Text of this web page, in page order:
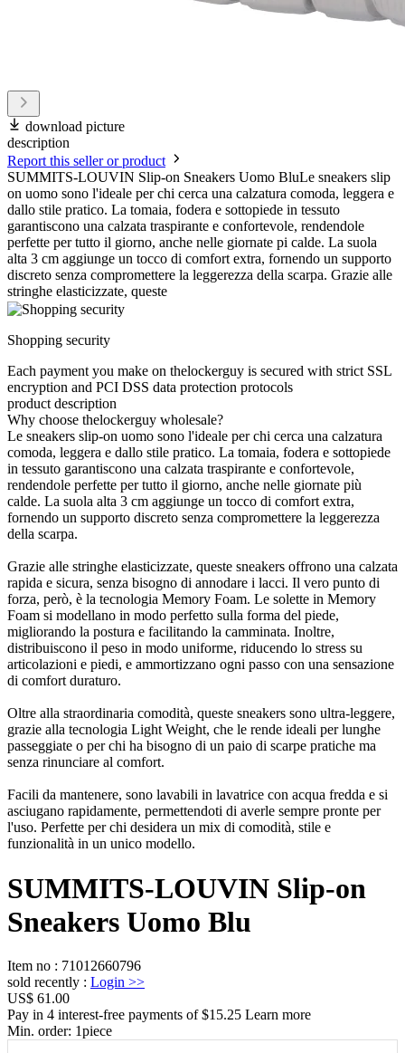
download picture
description
Report this seller or product
SUMMITS-LOUVIN Slip-on Sneakers Uomo BluLe sneakers slip
on uomo sono l'ideale per chi cerca una calzatura comoda, leggera e
dallo stile pratico. La tomaia, fodera e sottopiede in tessuto
garantiscono una calzata traspirante e confortevole, rendendole
perfette per tutto il giorno, anche nelle giornate pi calde. La suola
alta 3 cm aggiunge un tocco di comfort extra, fornendo un supporto
discreto senza compromettere la leggerezza della scarpa. Grazie alle
stringhe elasticizzate, queste
Shopping security
Each payment you make on thelockerguy is secured with strict SSL
encryption and PCI DSS data protection protocols
product description
Why choose thelockerguy wholesale?
Le sneakers slip-on uomo sono l'ideale per chi cerca una calzatura
comoda, leggera e dallo stile pratico. La tomaia, fodera e sottopiede
in tessuto garantiscono una calzata traspirante e confortevole,
rendendole perfette per tutto il giorno, anche nelle giornate più
calde. La suola alta 3 cm aggiunge un tocco di comfort extra,
fornendo un supporto discreto senza compromettere la leggerezza
della scarpa.
Grazie alle stringhe elasticizzate, queste sneakers offrono una calzata
rapida e sicura, senza bisogno di annodare i lacci. Il vero punto di
forza, però, è la tecnologia Memory Foam. Le solette in Memory
Foam si modellano in modo perfetto sulla forma del piede,
migliorando la postura e facilitando la camminata. Inoltre,
distribuiscono il peso in modo uniforme, riducendo lo stress su
articolazioni e piedi, e ammortizzano ogni passo con una sensazione
di comfort duraturo.
Oltre alla straordinaria comodità, queste sneakers sono ultra-leggere,
grazie alla tecnologia Light Weight, che le rende ideali per lunghe
passeggiate o per chi ha bisogno di un paio di scarpe pratiche ma
senza rinunciare al comfort.
Facili da mantenere, sono lavabili in lavatrice con acqua fredda e si
asciugano rapidamente, permettendoti di averle sempre pronte per
l'uso. Perfette per chi desidera un mix di comodità, stile e
funzionalità in un unico modello.
SUMMITS-LOUVIN Slip-on
Sneakers Uomo Blu
Item no : 71012660796
sold recently : Login >>
US$ 61.00
Pay in 4 interest-free payments of $15.25 Learn more
Min. order: 1piece